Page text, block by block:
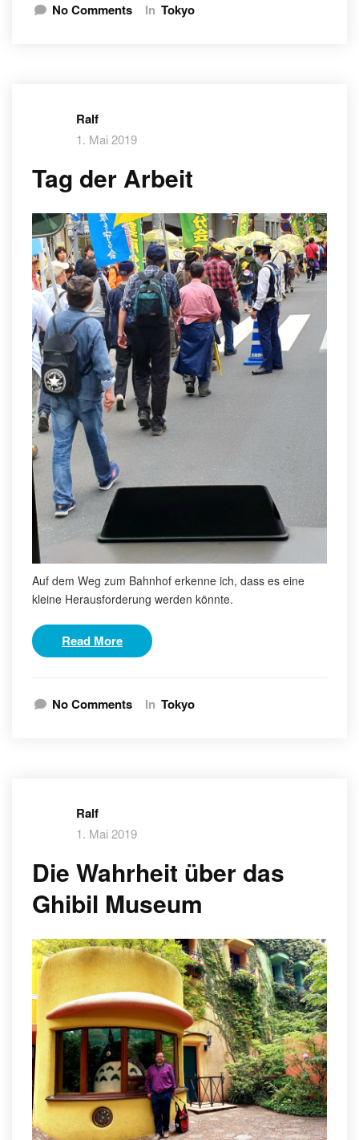
No Comments In Tokyo
Ralf
1. Mai 2019
Tag der Arbeit
Auf dem Weg zum Bahnhof erkenne ich, dass es eine
kleine Herausforderung werden könnte.
Read More
No Comments In Tokyo
Ralf
1. Mai 2019
Die Wahrheit über das
Ghibil Museum